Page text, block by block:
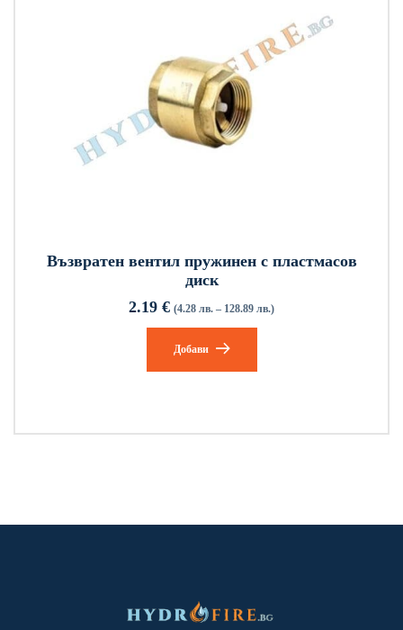
Възвратен вентил пружинен с пластмасов
диск
2.19 € (4.28 лв. – 128.89 лв.)
Добави